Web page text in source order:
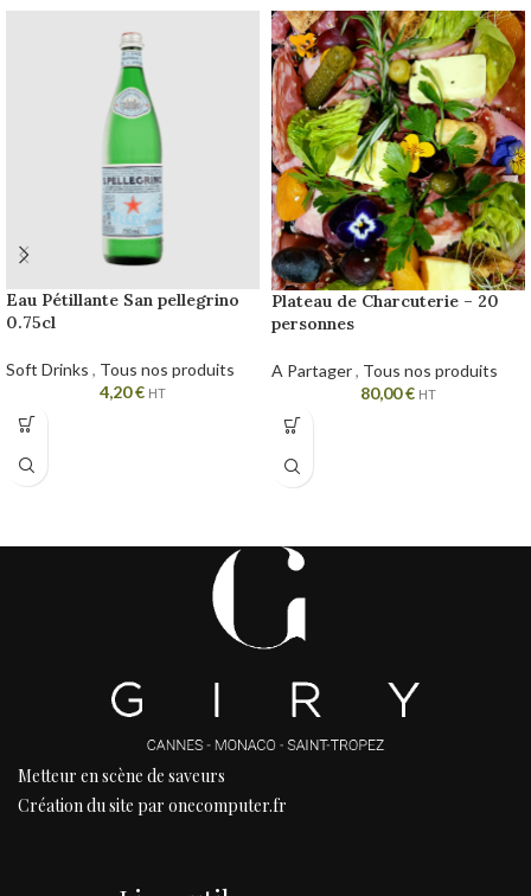
Eau Pétillante San pellegrino
0.75cl
Soft Drinks , Tous nos produits
4,20€ HT
Plateau de Charcuterie – 20
personnes
A Partager, Tous nos produits
80,00€ HT
Metteur en scène de saveurs
Création du site par onecomputer.fr